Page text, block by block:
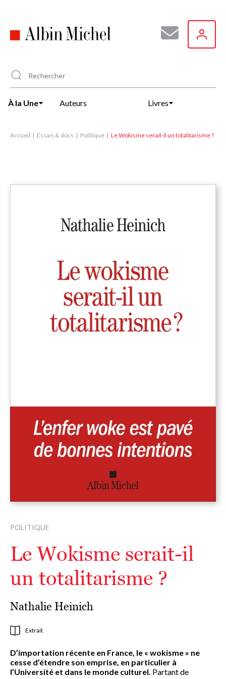
principal
À la Une Auteurs Livres
Accueil Essais & docs Politique Le Wokisme serait-il un totalitarisme ?
POLITIQUE
Le Wokisme serait-il
un totalitarisme ?
Nathalie Heinich
Extrait
D’importation récente en France, le « wokisme » ne
cesse d’étendre son emprise, en particulier à
l’Université et dans le monde culturel. Partant de